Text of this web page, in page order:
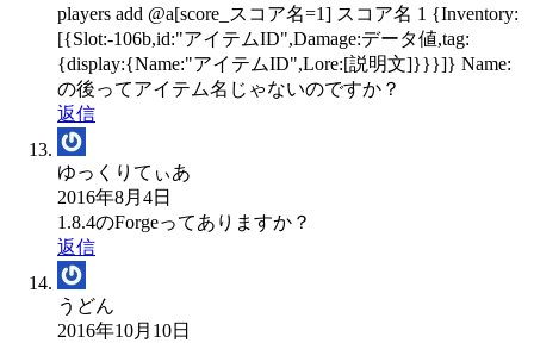
players add @a[score_スコア名=1] スコア名 1 {Inventory:
[{Slot:-106b,id:"アイテムID",Damage:データ値,tag:
{display:{Name:"アイテムID",Lore:[説明文]}}}]} Name:
の後ってアイテム名じゃないのですか？
返信
ゆっくりてぃあ
2016年8月4日
1.8.4のForgeってありますか？
返信
うどん
2016年10月10日